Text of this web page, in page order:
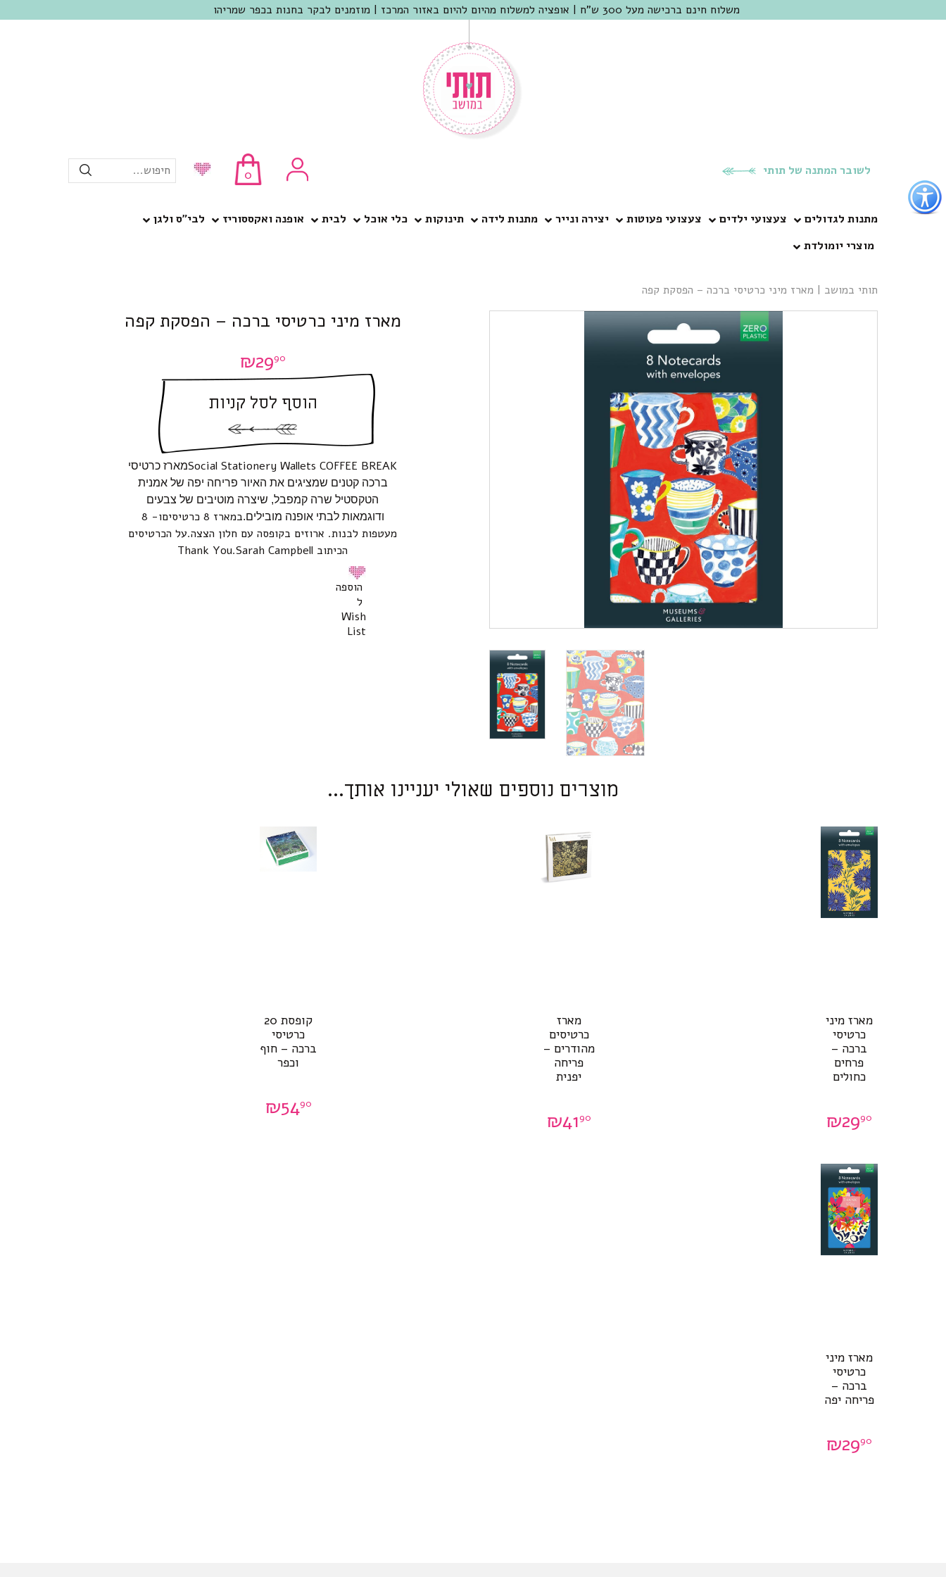
כפתור
לפתיחת
תפריט
נגישות
משלוח חינם ברכישה מעל 300 ש"ח | אופציה למשלוח מהיום להיום באזור המרכז | מוזמנים לבקר בחנות בכפר שמריהו
לשובר המתנה של תותי 0 חיפוש...
מתנות לגדולים צעצועי ילדים צעצועי פעוטות יצירה ונייר מתנות לידה תינוקות כלי אוכל לבית אופנה ואקססוריז
לבי”ס ולגן
מוצרי יומולדת
תותי במושב | מארז מיני כרטיסי ברכה – הפסקת קפה
מארז מיני כרטיסי ברכה – הפסקת קפה
₪2990
הוסף לסל קניות
Social Stationery Wallets COFFEE BREAKמארז כרטיסי
ברכה קטנים שמציגים את האיור פריחה יפה של אמנית
הטקסטיל שרה קמפבל, שיצרה מוטיבים של צבעים
ודוגמאות לבתי אופנה מובילים.
במארז 8 כרטיסיםו- 8
מעטפות לבנות. ארוזים בקופסה עם חלון הצצה.על הכרטיסים
הכיתוב Thank You.Sarah Campbell
הוספה
ל
Wish
List
מוצרים נוספים שאולי יעניינו אותך...
מארז מיני
כרטיסי
ברכה –
פרחים
כחולים
₪2990
מארז
כרטיסים
מהודרים –
פריחה
יפנית
₪4190
קופסת 20
כרטיסי
ברכה – חוף
וכפר
₪5490
מארז מיני
כרטיסי
ברכה –
פריחה יפה
₪2990